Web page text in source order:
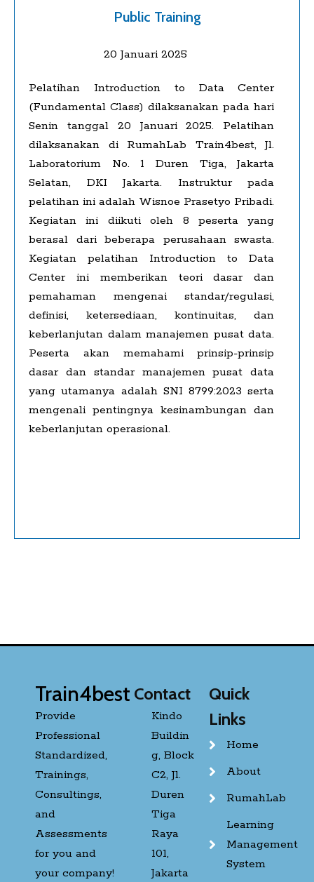
Public Training
20 Januari 2025
Pelatihan Introduction to Data Center
(Fundamental Class) dilaksanakan pada hari
Senin tanggal 20 Januari 2025. Pelatihan
dilaksanakan di RumahLab Train4best, Jl.
Laboratorium No. 1 Duren Tiga, Jakarta
Selatan, DKI Jakarta. Instruktur pada
pelatihan ini adalah Wisnoe Prasetyo Pribadi.
Kegiatan ini diikuti oleh 8 peserta yang
berasal dari beberapa perusahaan swasta.
Kegiatan pelatihan Introduction to Data
Center ini memberikan teori dasar dan
pemahaman mengenai standar/regulasi,
definisi, ketersediaan, kontinuitas, dan
keberlanjutan dalam manajemen pusat data.
Peserta akan memahami prinsip-prinsip
dasar dan standar manajemen pusat data
yang utamanya adalah SNI 8799:2023 serta
mengenali pentingnya kesinambungan dan
keberlanjutan operasional.
Train4best
Provide
Professional
Standardized,
Trainings,
Consultings,
and
Assessments
for you and
your company!
Contact
Kindo
Buildin
g, Block
C2, Jl.
Duren
Tiga
Raya
101,
Jakarta
Quick
Links
Home
About
RumahLab
Learning
Management
System